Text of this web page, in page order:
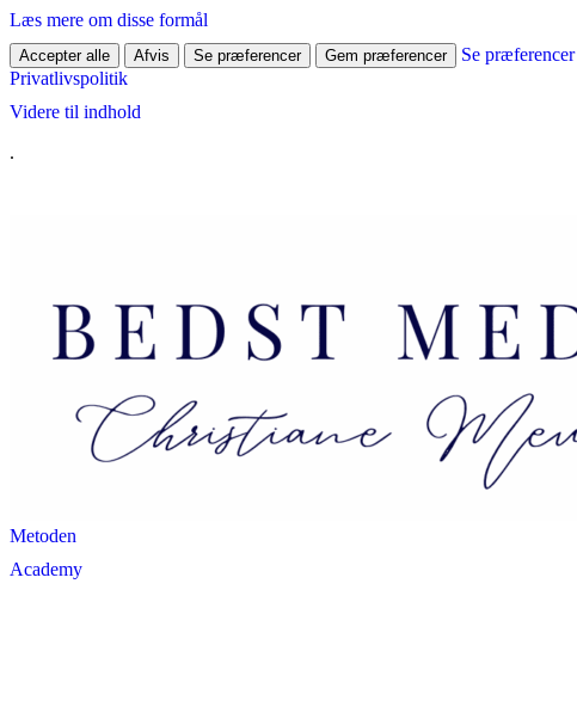
Læs mere om disse formål
Accepter alle Afvis Se præferencer Gem præferencer
Se præferencer
Privatlivspolitik
Videre til indhold
.
Metoden
Academy